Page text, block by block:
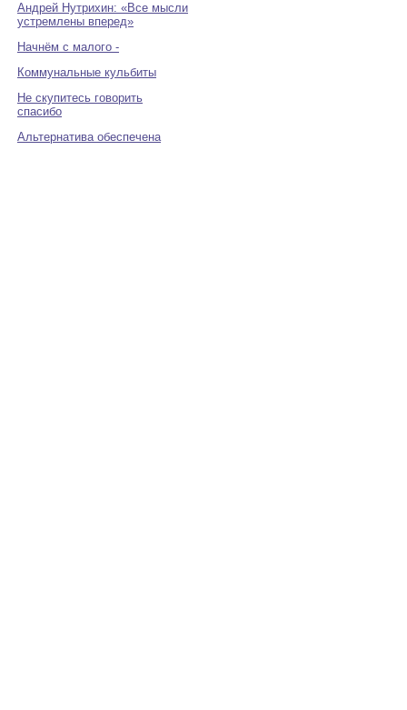
Андрей Нутрихин: «Все мысли
устремлены вперед»
Начнём с малого -
Коммунальные кульбиты
Не скупитесь говорить
спасибо
Альтернатива обеспечена